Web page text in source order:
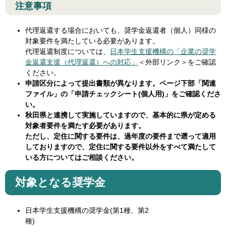
注意事項
代理返還する場合においても、奨学金返還者（個人）同様の
対象要件を満たしている必要があります。
代理返還制度については、
日本学生支援機構の「企業の奨学
金返還支援（代理返還）への対応」
＜外部リンク＞ をご確認
ください。
申請区分によって提出書類が異なります。ページ下部「関連
ファイル」の「申請チェックシート(個人用)」をご確認くださ
い。
秋田県と連携して実施していますので、基本的に県が定める
対象者要件を満たす必要があります。
ただし、定住に関する要件は、過年度の要件まで遡って適用
しておりますので、定住に関する要件以外をすべて満たして
いる方についてはご相談ください。
対象となる奨学金
日本学生支援機構の奨学金(第1種、第2
種)